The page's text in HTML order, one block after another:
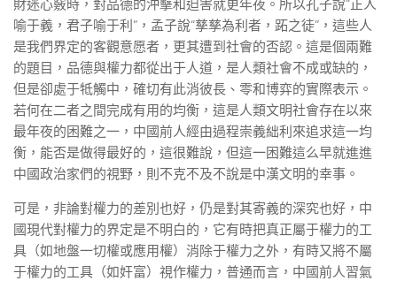
財迷心竅時，對品德的沖擊和迫害就更年夜。所以孔子說“正人
喻于義，君子喻于利”，孟子說“孳孳為利者，跖之徒”，這些人
是我們界定的客觀意愿者，更其遭到社會的否認。這是個兩難
的題目，品德與權力都從出于人道，是人類社會不成或缺的，
但是卻處于牴觸中，確切有此消彼長、零和博弈的實際表示。
若何在二者之間完成有用的均衡，這是人類文明社會存在以來
最年夜的困難之一，中國前人經由過程崇義絀利來追求這一均
衡，能否是做得最好的，這很難說，但這一困難這么早就進進
中國政治家們的視野，則不克不及不說是中漢文明的幸事。
可是，非論對權力的差別也好，仍是對其寄義的深究也好，中
國現代對權力的界定是不明白的，它有時把真正屬于權力的工
具（如地盤一切權或應用權）消除于權力之外，有時又將不屬
于權力的工具（如奸富）視作權力，普通而言，中國前人習氣